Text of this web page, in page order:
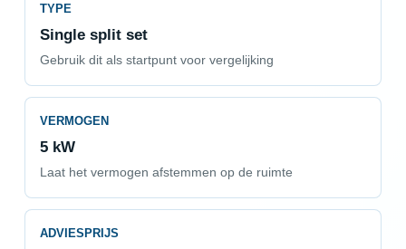
TYPE
Single split set
Gebruik dit als startpunt voor vergelijking
VERMOGEN
5 kW
Laat het vermogen afstemmen op de ruimte
ADVIESPRIJS